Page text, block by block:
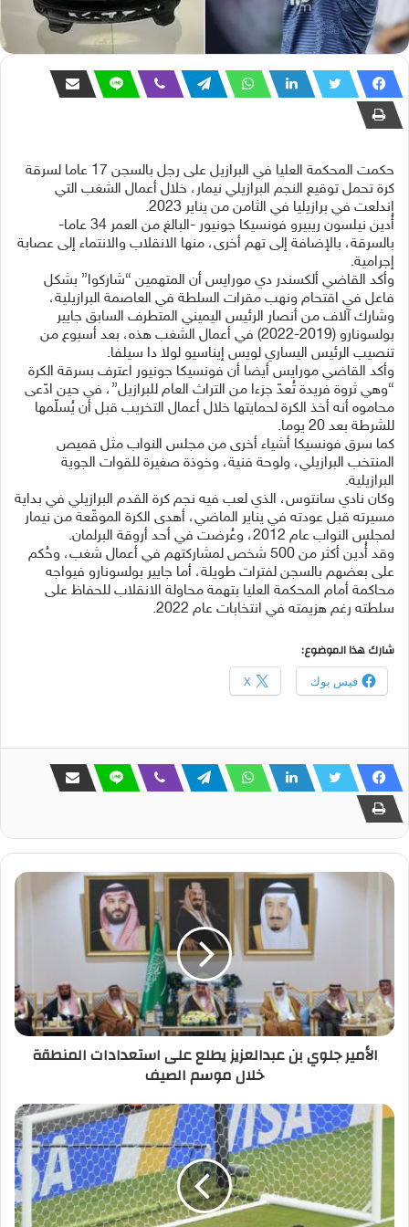
حكمت المحكمة العليا في البرازيل على رجل بالسجن 17 عاما لسرقة
كرة تحمل توقيع النجم البرازيلي نيمار، خلال أعمال الشغب التي
اندلعت في برازيليا في الثامن من يناير 2023.
‎أُدين نيلسون ريبيرو فونسيكا جونيور -البالغ من العمر 34 عاما-
بالسرقة، بالإضافة إلى تهم أخرى، منها الانقلاب والانتماء إلى عصابة
إجرامية.
‎وأكد القاضي ألكسندر دي مورايس أن المتهمين “شاركوا” بشكل
فاعل في اقتحام ونهب مقرات السلطة في العاصمة البرازيلية،
وشارك آلاف من أنصار الرئيس اليميني المتطرف السابق جايير
بولسونارو (2019-2022) في أعمال الشغب هذه، بعد أسبوع من
تنصيب الرئيس اليساري لويس إيناسيو لولا دا سيلفا.
‎وأكد القاضي مورايس أيضا أن فونسيكا جونيور اعترف بسرقة الكرة
“وهي ثروة فريدة تُعدّ جزءا من التراث العام للبرازيل”، في حين ادّعى
محاموه أنه أخذ الكرة لحمايتها خلال أعمال التخريب قبل أن يُسلّمها
للشرطة بعد 20 يوما.
‎كما سرق فونسيكا أشياء أخرى من مجلس النواب مثل قميص
المنتخب البرازيلي، ولوحة فنية، وخوذة صغيرة للقوات الجوية
البرازيلية.
‎وكان نادي سانتوس، الذي لعب فيه نجم كرة القدم البرازيلي في بداية
مسيرته قبل عودته في يناير الماضي، أهدى الكرة الموقّعة من نيمار
لمجلس النواب عام 2012، وعُرضت في أحد أروقة البرلمان.
‎وقد أُدين أكثر من 500 شخص لمشاركتهم في أعمال شغب، وحُكم
على بعضهم بالسجن لفترات طويلة، أما جايير بولسونارو فيواجه
محاكمة أمام المحكمة العليا بتهمة محاولة الانقلاب للحفاظ على
سلطته رغم هزيمته في انتخابات عام 2022.
شارك هذا الموضوع:
فيس بوك X
الأمير جلوي بن عبدالعزيز يطلع على استعدادات المنطقة
خلال موسم الصيف